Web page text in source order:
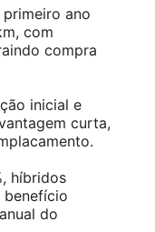
primeiro ano
com
compra
inicial e
curta,
híbridos
benefício
do